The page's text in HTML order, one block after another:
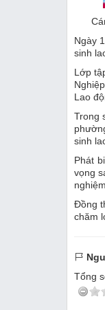
Ngày
sinh
Lớp
Lao
Trong
sinh
Phát
vọng
Đồng
chăm
Tổng